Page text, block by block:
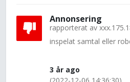
Annonsering
rapporterat av
inspelat samtal eller
3 år ago